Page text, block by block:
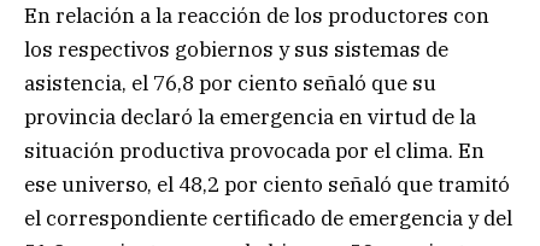
En relación a la reacción de los productores con
los respectivos gobiernos y sus sistemas de
asistencia, el 76,8 por ciento señaló que su
provincia declaró la emergencia en virtud de la
situación productiva provocada por el clima. En
ese universo, el 48,2 por ciento señaló que tramitó
el correspondiente certificado de emergencia y del